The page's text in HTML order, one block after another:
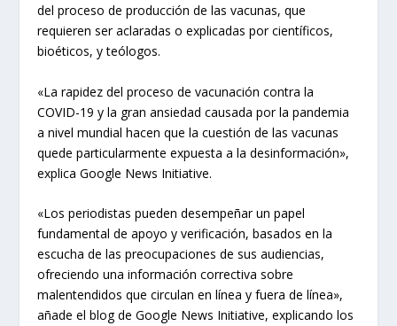
del proceso de producción de las vacunas, que
requieren ser aclaradas o explicadas por científicos,
bioéticos, y teólogos.
«La rapidez del proceso de vacunación contra la
COVID-19 y la gran ansiedad causada por la pandemia
a nivel mundial hacen que la cuestión de las vacunas
quede particularmente expuesta a la desinformación»,
explica Google News Initiative.
«Los periodistas pueden desempeñar un papel
fundamental de apoyo y verificación, basados en la
escucha de las preocupaciones de sus audiencias,
ofreciendo una información correctiva sobre
malentendidos que circulan en línea y fuera de línea»,
añade el blog de Google News Initiative, explicando los